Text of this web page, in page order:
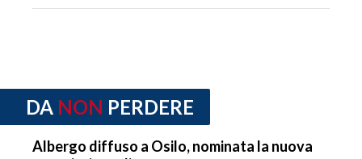
DA NON PERDERE
Albergo diffuso a Osilo, nominata la nuova